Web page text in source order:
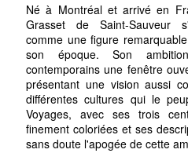
Né à Montréal et arrivé en
Grasset de Saint-Sauveur
comme une figure
son époque. Son
contemporains une fenêtre
présentant une vision aussi
différentes cultures qui le
Voyages, avec ses trois
finement coloriées et ses
sans doute l'apogée de cette